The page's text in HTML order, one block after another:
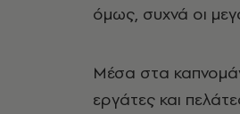
όμως, συχνά οι
Μέσα στα
εργάτες και